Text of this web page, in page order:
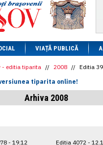
1 XAU= 464.4611
1 AED= 1.1933
1 AUD= 2.7957
1 BGN= 2.5449
1 CAD= 3.1559
1 CHF= 5.2813
1 CNY= 0.6015
1 DKK= 0.6668
1 EGP= 0.0860
1 HUF= 1.2223
VIAȚĂ PUBLICĂ
- editia tiparita // 2008 // Editia
tiparita online!
Arhiva 2008
- 19.12
Editia 4072 -